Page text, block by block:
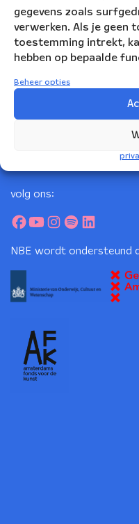
gegevens zoals
verwerken. Als je geen
toestemming intrekt,
hebben op bepaalde
Beheer opties
Nederlands
Korte Leidsedwarsstraat
volg ons:
NBE wordt ondersteund